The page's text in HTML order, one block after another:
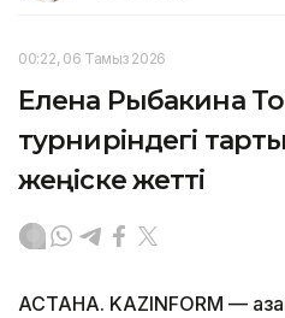
00:22, 06 Тамыз 2026
Елена Рыбакина
турниріндегі
жеңіске жетті
АСТАНА. KAZINFORM —